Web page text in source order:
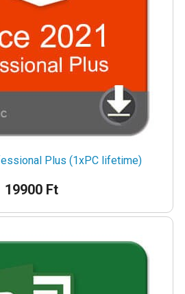
Plus (1xPC lifetime)
19900 Ft